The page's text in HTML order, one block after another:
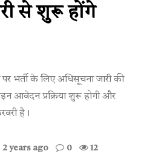
से शुरू होंगे
भर्ती के लिए अधिसूचना जारी की
आवेदन प्रक्रिया शुरू होगी और
है।
2 years ago 0 12